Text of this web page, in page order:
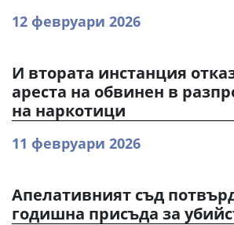
12 февруари 2026
И втората инстанция
ареста на обвинен в
на наркотици
11 февруари 2026
Апелативният съд
годишна присъда за